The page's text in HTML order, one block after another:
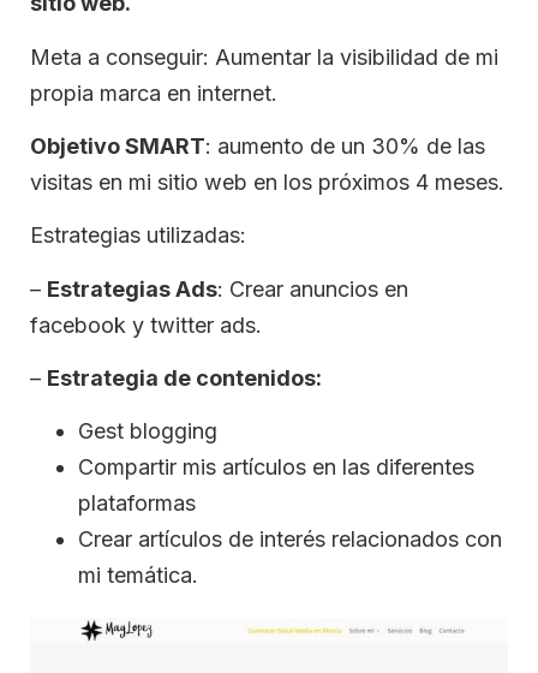
Meta a conseguir: Aumentar la visibilidad de mi
propia marca en internet.
Objetivo SMART: aumento de un 30% de las
visitas en mi sitio web en los próximos 4 meses.
Estrategias utilizadas:
– Estrategias Ads: Crear anuncios en
facebook y twitter ads.
– Estrategia de contenidos:
Gest blogging
Compartir mis artículos en las diferentes
plataformas
Crear artículos de interés relacionados con
mi temática.